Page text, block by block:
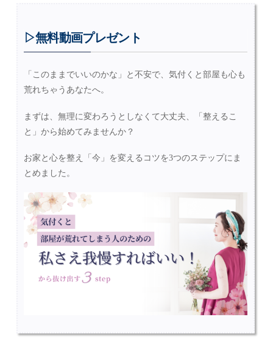
▷無料動画プレゼント
「このままでいいのかな」と不安で、気付くと部屋も心も
荒れちゃうあなたへ。
まずは、無理に変わろうとしなくて大丈夫、「整えるこ
と」から始めてみませんか？
お家と心を整え「今」を変えるコツを3つのステップにま
とめました。